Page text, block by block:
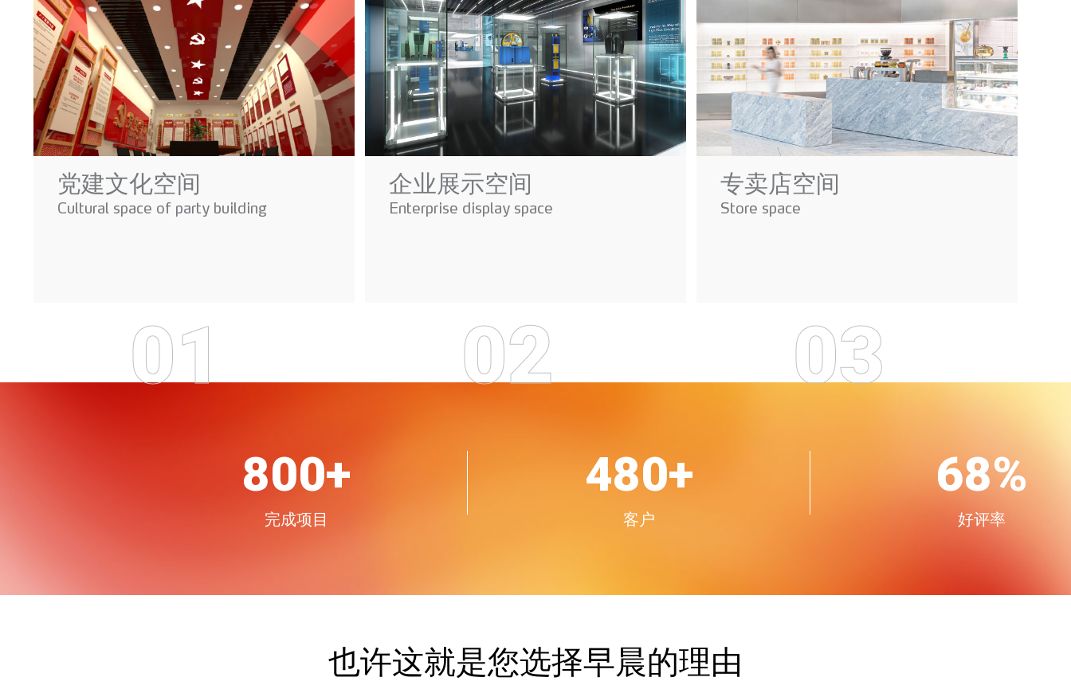
党建文化空间
Cultural space of party building
01
企业展示空间
Enterprise display space
02
专卖店空间
Store space
03
1000+
完成项目
600+
客户
85%
好评率
也许这就是您选择早晨的理由